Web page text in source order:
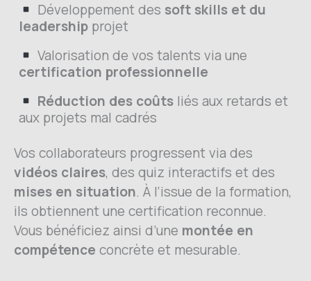
​ Développement des soft skills et du
leadership projet
​ Valorisation de vos talents via une
certification professionnelle
Réduction des coûtsliés aux retards et
aux projets mal cadrés
Vos collaborateurs progressent via des
vidéos claires, des quiz interactifs et des
mises en situation. À l’issue de la formation,
ils obtiennent une certification reconnue.
Vous bénéficiez ainsi d’une montée en
compétence concrète et mesurable.